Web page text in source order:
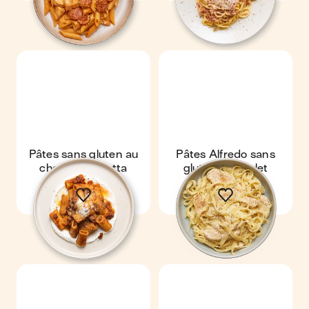
Pâtes sans gluten au
chorizo & ricotta
Pâtes Alfredo sans
gluten au poulet